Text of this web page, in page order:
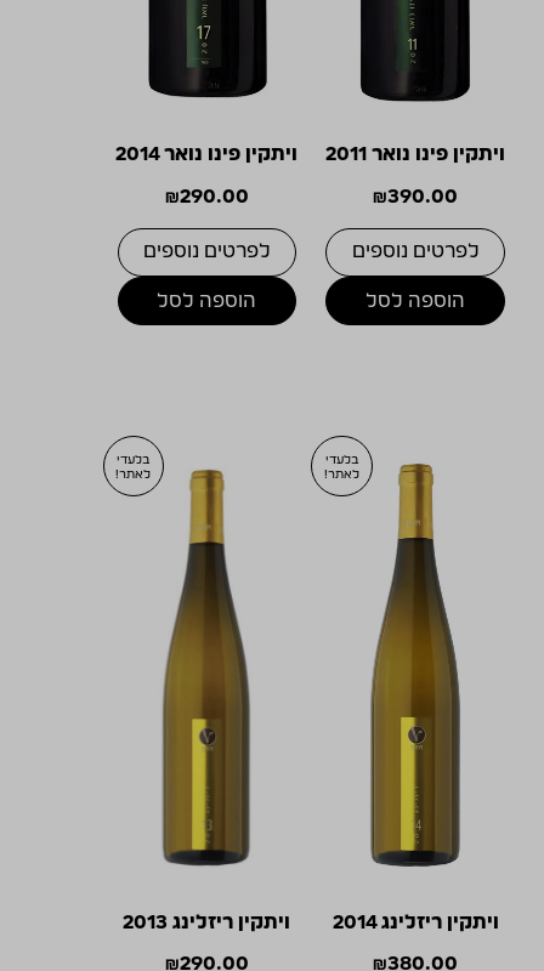
ויתקין פינו נואר 2011
₪390.00
לפרטים נוספים
הוספה לסל
ויתקין פינו נואר 2014
₪290.00
לפרטים נוספים
הוספה לסל
בלעדי
לאתר!
ויתקין ריזלינג 2014
₪380.00
בלעדי
לאתר!
ויתקין ריזלינג 2013
₪290.00